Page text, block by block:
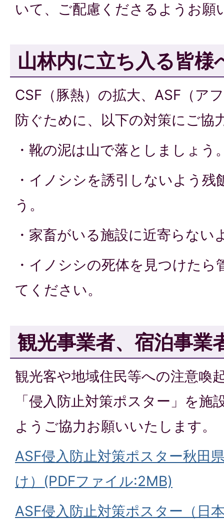
いて、ご配慮くださるようお願
山林内に立ち入る皆様
CSF（豚熱）の拡大、ASF（ア
防ぐために、以下の対策にご協
・靴の泥は山で落としましょう
・イノシシを誘引しないよう
う。
・家畜がいる施設に近寄らない
・イノシシの死体を見つけたら
てください。
観光事業者、宿泊事業
観光客や地域住民等への注意喚
「侵入防止対策ポスター」を施
ようご協力お願いいたします。
ASF侵入防止対策ポスター秋田
け）(PDFファイル:2MB)
ASF侵入防止対策ポスター（日